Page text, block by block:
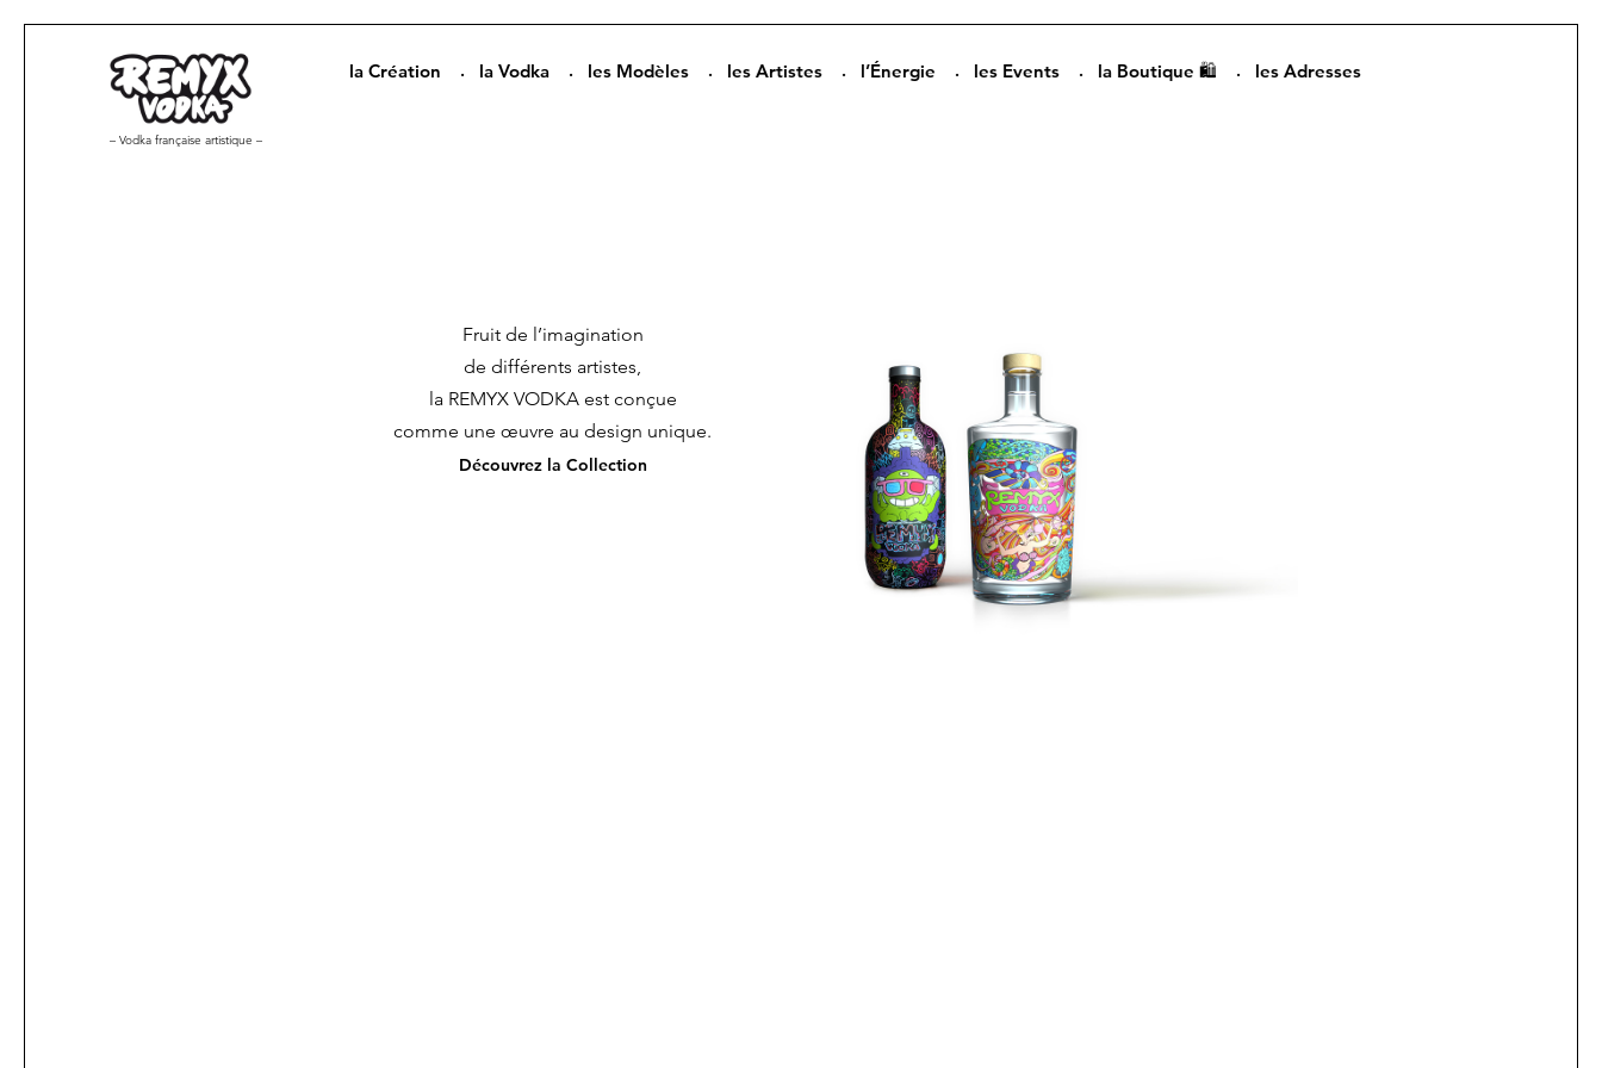
– Vodka française artistique –
la Création la Vodka les Modèles les Artistes l’Énergie les Events la Boutique 🛍️ les Adresses
Fruit de l’imagination
de différents artistes,
la REMYX VODKA est conçue
comme une œuvre au design unique.
Découvrez la Collection